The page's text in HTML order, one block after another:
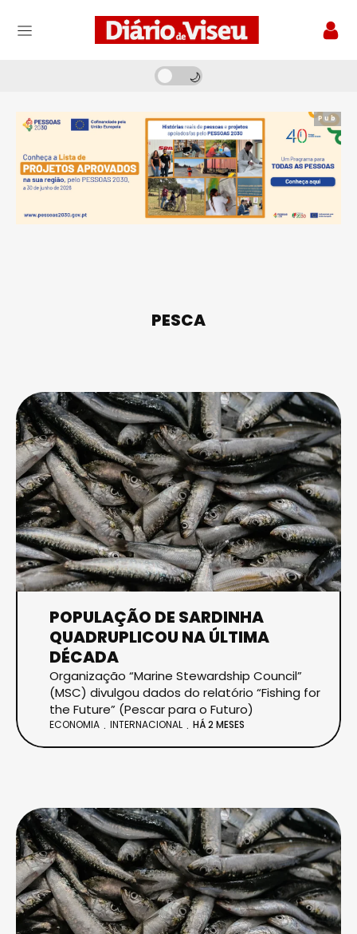
Pub
PESCA
POPULAÇÃO DE SARDINHA
QUADRUPLICOU NA ÚLTIMA
DÉCADA
Organização “Marine Stewardship Council”
(MSC) divulgou dados do relatório “Fishing for
the Future” (Pescar para o Futuro)
ECONOMIA INTERNACIONAL HÁ 2 MESES